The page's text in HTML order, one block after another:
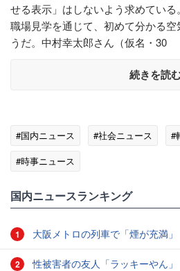
せる表示」はしないよう求めてい
職場見学を通じて、初めて分かる
うだ。中村幸太郎さん（仮名・30
続きを読
#国内ニュース #社会ニュース #
#時事ニュース
国内ニュースランキング
1 大阪メトロの列車で「煙が充満」
2 性被害者の友人「ラッキーやん」